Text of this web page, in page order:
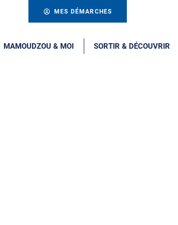
MES DÉMARCHES
MAMOUDZOU & MOI SORTIR & DÉCOUVRIR